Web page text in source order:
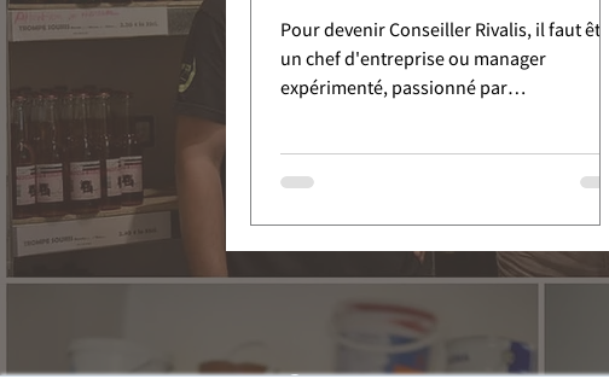
Pour devenir Conseiller Rivalis, il faut être
un chef d'entreprise ou manager
expérimenté, passionné par
compétences opérationnelles en pilotage
proximité relationnelle, agissant comme
un copilote pour la réussite de vos clients.